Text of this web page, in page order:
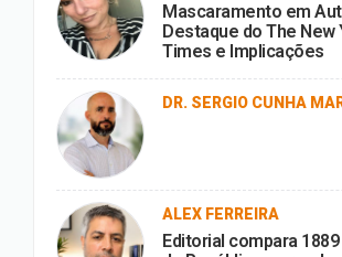
Mascaramento em
Destaque do The New
Times e Implicações
DR. SERGIO CUNHA
ALEX FERREIRA
Editorial compara